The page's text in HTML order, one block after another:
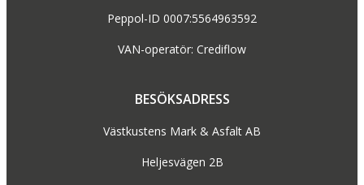
Peppol-ID 0007:5564963592
VAN-operatör: Crediflow
BESÖKSADRESS
Västkustens Mark & Asfalt AB
Heljesvägen 2B